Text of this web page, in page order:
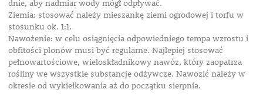
dnie, aby nadmiar wody mógł odpływać.
Ziemia: stosować należy mieszankę ziemi ogrodowej i torfu w
stosunku ok. 1:1.
Nawożenie: w celu osiągnięcia odpowiedniego tempa wzrostu i
obfitości plonów musi być regularne. Najlepiej stosować
pełnowartościowe, wieloskładnikowy nawóz, który zaopatrza
rośliny we wszystkie substancje odżywcze. Nawozić należy w
okresie od wykiełkowania aż do początku sierpnia.